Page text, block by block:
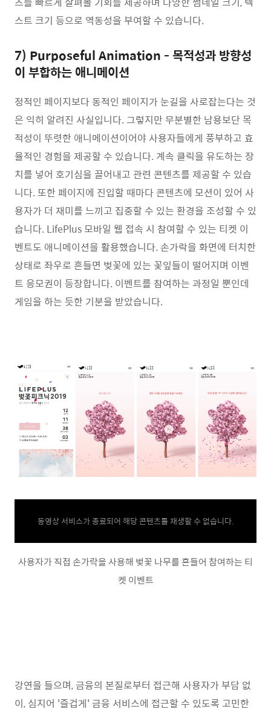
스트 크기 등으로 역동성을 부여할 수 있습니다.
7) Purposeful Animation - 목적성과 방향성
이 부합하는 애니메이션
정적인 페이지보다 동적인 페이지가 눈길을 사로잡는다는 것
은 익히 알려진 사실입니다. 그렇지만 무분별한 남용보단 목
적성이 뚜렷한 애니메이션이어야 사용자들에게 풍부하고 효
율적인 경험을 제공할 수 있습니다. 계속 클릭을 유도하는 장
치를 넣어 호기심을 끌어내고 관련 콘텐츠를 제공할 수 있습
니다. 또한 페이지에 진입할 때마다 콘텐츠에 모션이 있어 사
용자가 더 재미를 느끼고 집중할 수 있는 환경을 조성할 수 있
습니다. LifePlus 모바일 웹 접속 시 참여할 수 있는 티켓 이
벤트도 애니메이션을 활용했습니다. 손가락을 화면에 터치한
상태로 좌우로 흔들면 벚꽃에 있는 꽃잎들이 떨어지며 이벤
트 응모권이 등장합니다. 이벤트를 참여하는 과정일 뿐인데
게임을 하는 듯한 기분을 받았습니다.
동영상 서비스가 종료되어 해당 콘텐츠를 재생할 수 없습니다.
사용자가 직접 손가락을 사용해 벚꽃 나무를 흔들어 참여하는 티
켓 이벤트
강연을 들으며, 금융의 본질로부터 접근해 사용자가 부담 없
이, 심지어 '즐겁게' 금융 서비스에 접근할 수 있도록 고민한